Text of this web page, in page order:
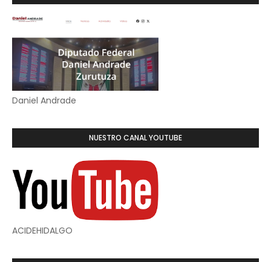
Daniel Andrade
NUESTRO CANAL YOUTUBE
ACIDEHIDALGO